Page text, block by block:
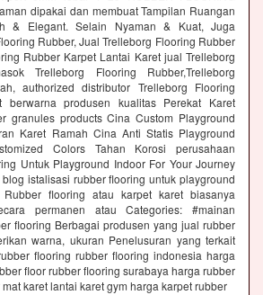
dipakai dan membuat Tampilan Ruangan
& Elegant. Selain Nyaman & Kuat, Juga
Rubber, Jual Trelleborg Flooring Rubber
Rubber Karpet Lantai Karet jual Trelleborg
Trelleborg Flooring Rubber,Trelleborg
authorized distributor Trelleborg Flooring
berwarna produsen kualitas Perekat Karet
granules products Cina Custom Playground
Karet Ramah Cina Anti Statis Playground
Colors Tahan Korosi perusahaan
Untuk Playground Indoor For Your Journey
istalisasi rubber flooring untuk playground
flooring atau karpet karet biasanya
permanen atau Categories: #mainan
flooring Berbagai produsen yang jual rubber
warna, ukuran Penelusuran yang terkait
flooring rubber flooring indonesia harga
floor rubber flooring surabaya harga rubber
karet lantai karet gym harga karpet rubber